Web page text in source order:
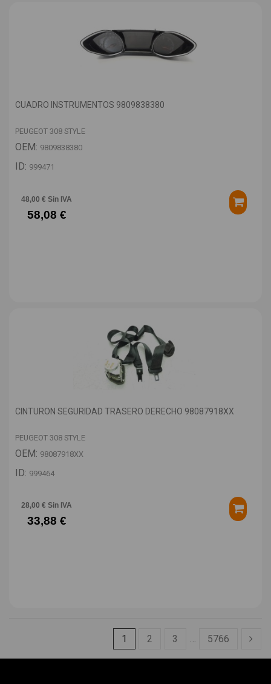
CUADRO INSTRUMENTOS 9809838380
PEUGEOT 308 STYLE
OEM: 9809838380
ID: 999471
48,00 € Sin IVA
58,08 €
CINTURON SEGURIDAD TRASERO DERECHO 98087918XX
PEUGEOT 308 STYLE
OEM: 98087918XX
ID: 999464
28,00 € Sin IVA
33,88 €
1 2 3 … 5766